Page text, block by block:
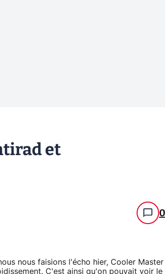
et
0
nous faisions l'écho hier, Cooler Master
C'est ainsi qu'on pouvait voir le